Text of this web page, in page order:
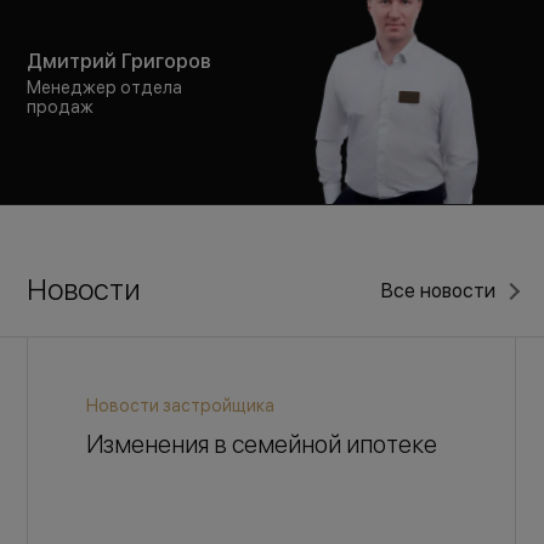
Дмитрий Григоров
Менеджер отдела
продаж
Новости Все новости
Новости застройщика
Изменения в семейной ипотеке